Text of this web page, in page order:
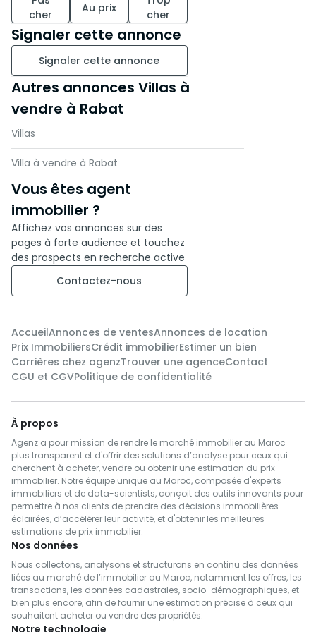
Premier étage :
- Suite parentale avec dressing
et salle de bain privative
- 3 chambres supplémentaires
- Terrasses et balcons pour
profiter de la vue
Cette villa offre un potentiel
exceptionnel : imaginez-la
devenir un véritable bijou !
Ne laissez pas passer cette
chance unique d’acquérir un
bien dans l’un des quartiers les
plus recherchés de Rabat.
Contactez-nous dès
maintenant pour organiser une
visite et découvrir toutes les
merveilles que cette propriété
a à offrir !
cher
Au prix
cher
Signaler cette annonce
Signaler cette annonce
Autres annonces Villas à
vendre à Rabat
Villas
Villa à vendre à Rabat
Vous êtes agent
immobilier ?
Affichez vos annonces sur des
pages à forte audience et touchez
des prospects en recherche active
Contactez-nous
AccueilAnnonces de ventesAnnonces de location
Prix ImmobiliersCrédit immobilierEstimer un bien
Carrières chez agenzTrouver une agenceContact
CGU et CGVPolitique de confidentialité
À propos
Agenz a pour mission de rendre le marché immobilier au Maroc
plus transparent et d'offrir des solutions d’analyse pour ceux qui
cherchent à acheter, vendre ou obtenir une estimation du prix
immobilier. Notre équipe unique au Maroc, composée d'experts
immobiliers et de data-scientists, conçoit des outils innovants pour
permettre à nos clients de prendre des décisions immobilières
éclairées, d’accélérer leur activité, et d'obtenir les meilleures
estimations de prix immobilier.
Nos données
Nous collectons, analysons et structurons en continu des données
liées au marché de l’immobilier au Maroc, notamment les offres, les
transactions, les données cadastrales, socio-démographiques, et
bien plus encore, afin de fournir une estimation précise à ceux qui
souhaitent acheter ou vendre des propriétés.
Notre technologie